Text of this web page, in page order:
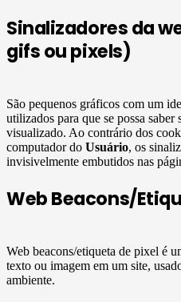
Sinalizadores da
gifs ou pixels)
São pequenos gráficos com um
utilizados para que se possa
visualizado. Ao contrário dos
computador do Usuário, os
invisivelmente embutidos nas
Web Beacons/
Web beacons/etiqueta de pixel é
texto ou imagem em um site,
ambiente.